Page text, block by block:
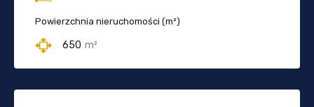
Powierzchnia nieruchomości (m²)
650 m²